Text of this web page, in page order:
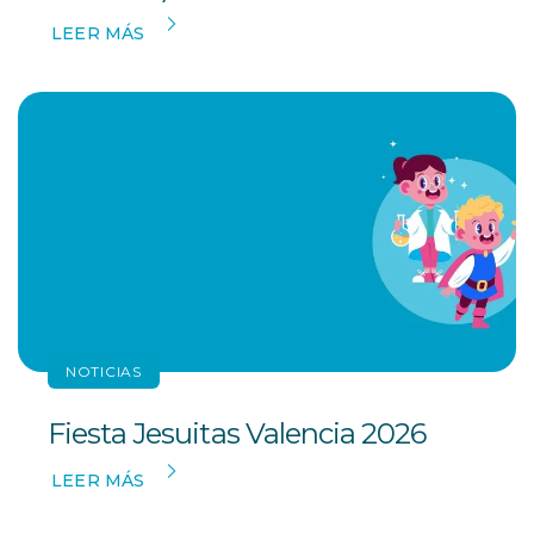
LEER MÁS
NOTICIAS
Fiesta Jesuitas Valencia 2026
LEER MÁS